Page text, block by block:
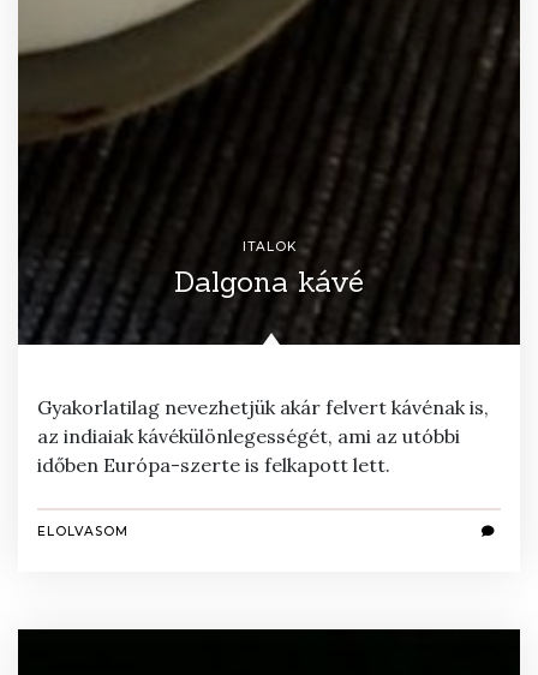
ITALOK
Dalgona kávé
Gyakorlatilag nevezhetjük akár felvert kávénak is,
az indiaiak kávékülönlegességét, ami az utóbbi
időben Európa-szerte is felkapott lett.
ELOLVASOM